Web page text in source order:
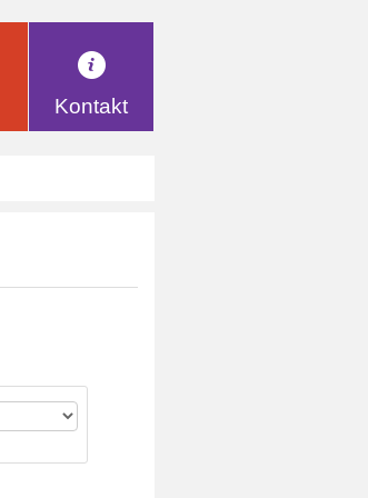
Kontakt